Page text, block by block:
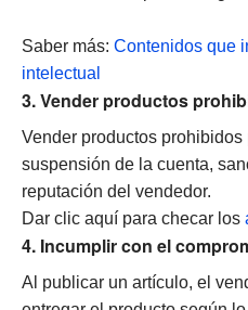
Saber más: Contenidos que
intelectual
3. Vender productos
Vender productos
suspensión de la cuenta,
reputación del vendedor.
Dar clic aquí para checar los
4. Incumplir con el
Al publicar un artículo, el